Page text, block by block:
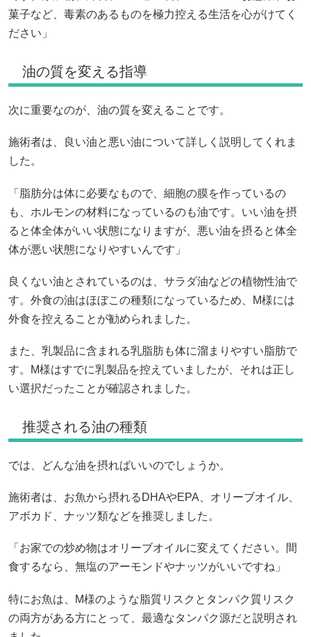
菓子など、毒素のあるものを極力控える生活を心がけてく
ださい」
油の質を変える指導
次に重要なのが、油の質を変えることです。
施術者は、良い油と悪い油について詳しく説明してくれま
した。
「脂肪分は体に必要なもので、細胞の膜を作っているの
も、ホルモンの材料になっているのも油です。いい油を摂
ると体全体がいい状態になりますが、悪い油を摂ると体全
体が悪い状態になりやすいんです」
良くない油とされているのは、サラダ油などの植物性油で
す。外食の油はほぼこの種類になっているため、M様には
外食を控えることが勧められました。
また、乳製品に含まれる乳脂肪も体に溜まりやすい脂肪で
す。M様はすでに乳製品を控えていましたが、それは正し
い選択だったことが確認されました。
推奨される油の種類
では、どんな油を摂ればいいのでしょうか。
施術者は、お魚から摂れるDHAやEPA、オリーブオイル、
アボカド、ナッツ類などを推奨しました。
「お家での炒め物はオリーブオイルに変えてください。間
食するなら、無塩のアーモンドやナッツがいいですね」
特にお魚は、M様のような脂質リスクとタンパク質リスク
の両方がある方にとって、最適なタンパク源だと説明され